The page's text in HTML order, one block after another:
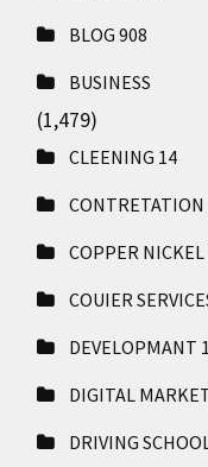
BLOG908
BUSINESS
(1,479)
CLEENING 14
CONTRETATION
COPPER
COUIER
DEVELOPMANT 1
DIGITAL
DRIVING